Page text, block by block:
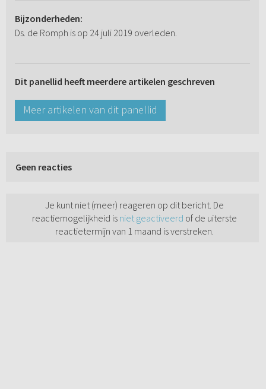
Bijzonderheden:
Ds. de Romph is op 24 juli 2019 overleden.
Dit panellid heeft meerdere artikelen geschreven
Meer artikelen van dit panellid
Geen reacties
Je kunt niet (meer) reageren op dit bericht. De
reactiemogelijkheid is niet geactiveerd of de uiterste
reactietermijn van 1 maand is verstreken.